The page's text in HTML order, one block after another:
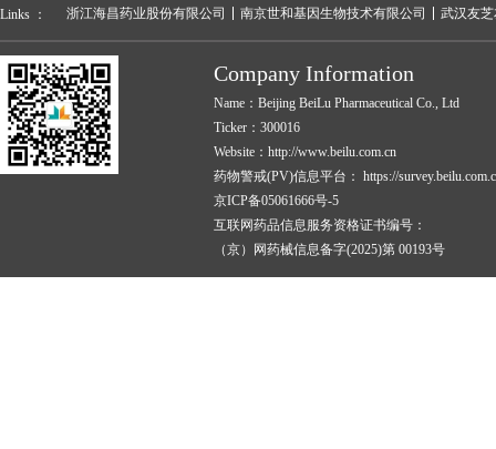
Links ： 浙江海昌药业股份有限公司 南京世和基因生物技术有限公司 武汉友
Company Information
Name：Beijing BeiLu Pharmaceutical Co., Ltd
Ticker：300016
Website：http://www.beilu.com.cn
药物警戒(PV)信息平台： https://
京ICP备05061666号-5
互联网药品信息服务资格证书编号：
（京）网药械信息备字(2025)第 00193号